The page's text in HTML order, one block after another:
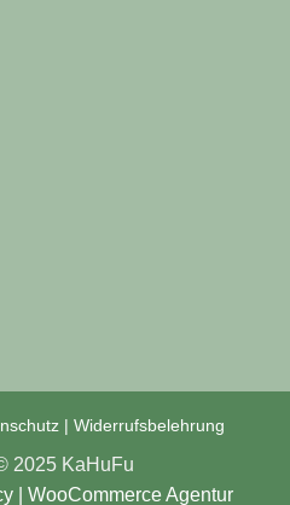
| Widerrufsbelehrung
2025 KaHuFu
| WooCommerceAgentur